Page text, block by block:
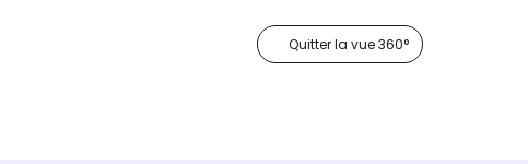
Quitter la vue 360°